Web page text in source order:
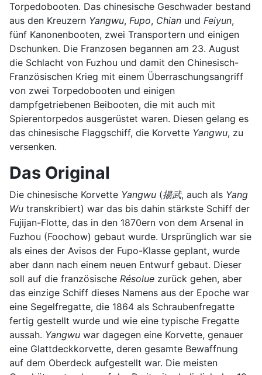
Torpedobooten. Das chinesische Geschwader bestand
aus den Kreuzern Yangwu, Fupo, Chian und Feiyun,
fünf Kanonenbooten, zwei Transportern und einigen
Dschunken. Die Franzosen begannen am 23. August
die Schlacht von Fuzhou und damit den Chinesisch-
Französischen Krieg mit einem Überraschungsangriff
von zwei Torpedobooten und einigen
dampfgetriebenen Beibooten, die mit auch mit
Spierentorpedos ausgerüstet waren. Diesen gelang es
das chinesische Flaggschiff, die Korvette Yangwu, zu
versenken.
Das Original
Die chinesische Korvette Yangwu (揚武, auch als Yang
Wu transkribiert) war das bis dahin stärkste Schiff der
Fujijan-Flotte, das in den 1870ern von dem Arsenal in
Fuzhou (Foochow) gebaut wurde. Ursprünglich war sie
als eines der Avisos der Fupo-Klasse geplant, wurde
aber dann nach einem neuen Entwurf gebaut. Dieser
soll auf die französische Résolue zurück gehen, aber
das einzige Schiff dieses Namens aus der Epoche war
eine Segelfregatte, die 1864 als Schraubenfregatte
fertig gestellt wurde und wie eine typische Fregatte
aussah. Yangwu war dagegen eine Korvette, genauer
eine Glattdeckkorvette, deren gesamte Bewaffnung
auf dem Oberdeck aufgestellt war. Die meisten